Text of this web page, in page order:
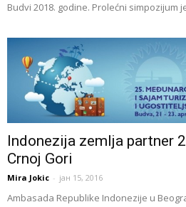
Budvi 2018. godine. Prolećni simpozijum
Indonezija zemlja partner
Crnoj Gori
Mira Jokic - јан 15, 2016
Ambasada Republike Indonezije u